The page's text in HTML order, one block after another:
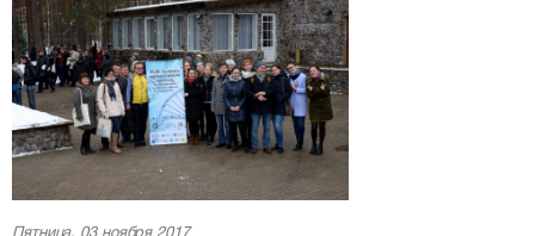
Пятница, 03 ноября 2017